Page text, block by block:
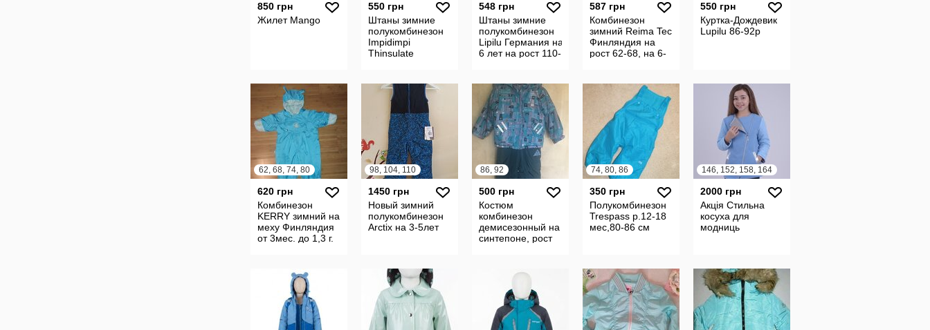
850 грн
Жилет Mango
550 грн
Штаны зимние
полукомбинезон
Impidimpi
Thinsulate
92
см.Новые.Зимние,
548 грн
Штаны зимние
полукомбинезон
Lipilu Германия на 5-
6 лет на рост 110-116
587 грн
Комбинезон
зимний Reima Tec
Финляндия на
рост 62-68, на 6-
идеальном
состоянии н
550 грн
Куртка-Дождевик
Lupilu 86-92р
62, 68, 74, 80
620 грн
Комбинезон
KERRY зимний на
меху Финляндия
от 3мес. до 1,3 г.
98, 104, 110
1450 грн
Новый зимний
полукомбинезон
Arctix на 3-5лет
86, 92
500 грн
Костюм
комбинезон
демисезонный на
синтепоне, рост
74, 80, 86
350 грн
Полукомбинезон
Trespass р.12-18
мес,80-86 см
146, 152, 158, 164
2000 грн
Акція Стильна
косуха для
модниць